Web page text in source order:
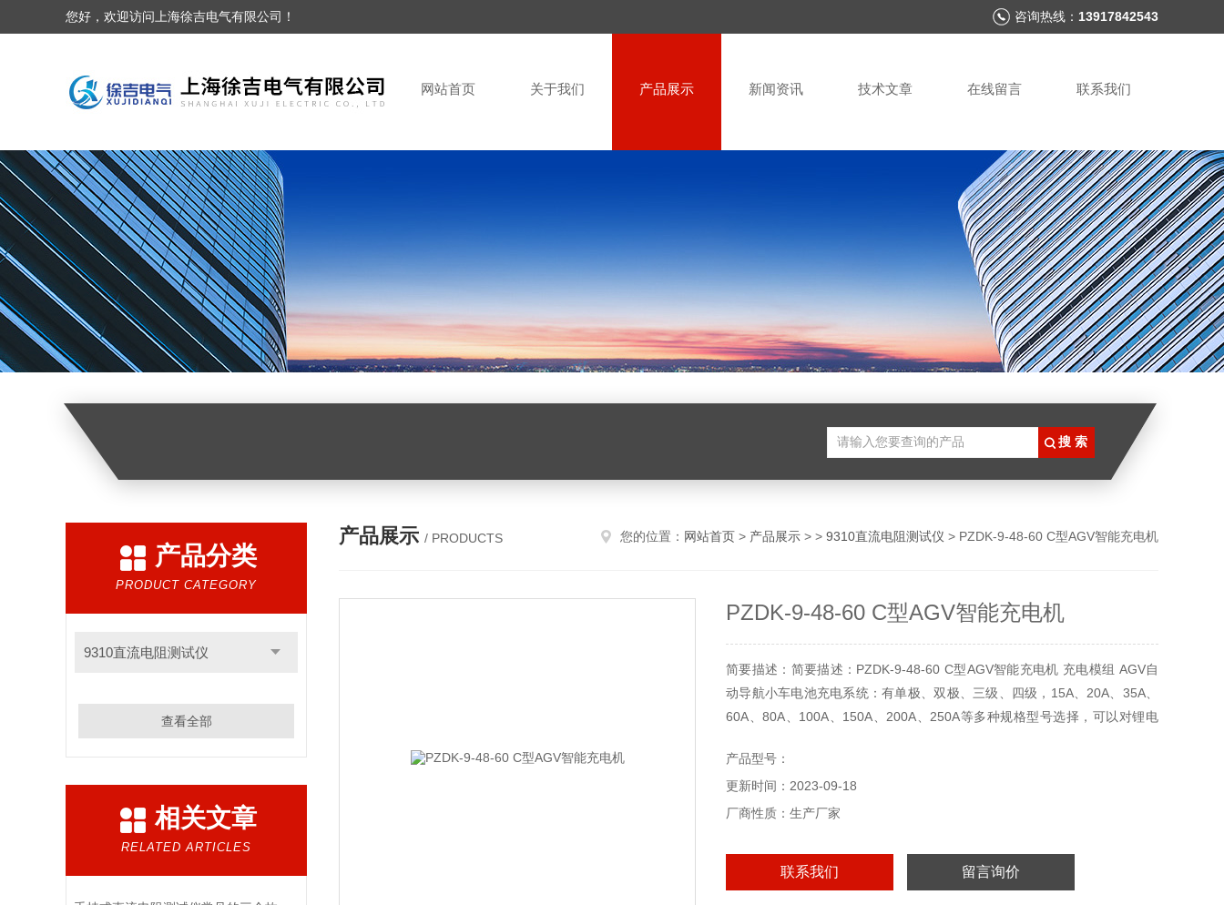
您好，欢迎访问上海徐吉电气有限公司！ 咨询热线： 13917842543
网站首页 关于我们 产品展示 新闻资讯 技术文章 在线留言 联系我们
产品展示 / PRODUCTS 您的位置： 网站首页 > 产品展示 > > 9310直流电阻测试仪 > PZDK-9-48-60 C型AGV智能充电机
PZDK-9-48-60 C型AGV智能充电机
简要描述：简要描述：PZDK-9-48-60 C型AGV智能充电机 充电模组 AGV自
动导航小车电池充电系统：有单极、双极、三级、四级，15A、20A、35A、
60A、80A、100A、150A、200A、250A等多种规格型号选择，可以对锂电
产品型号：
更新时间：2023-09-18
厂商性质：生产厂家
联系我们 留言询价
产品分类
PRODUCT CATEGORY
9310直流电阻测试仪
查看全部
相关文章
RELATED ARTICLES